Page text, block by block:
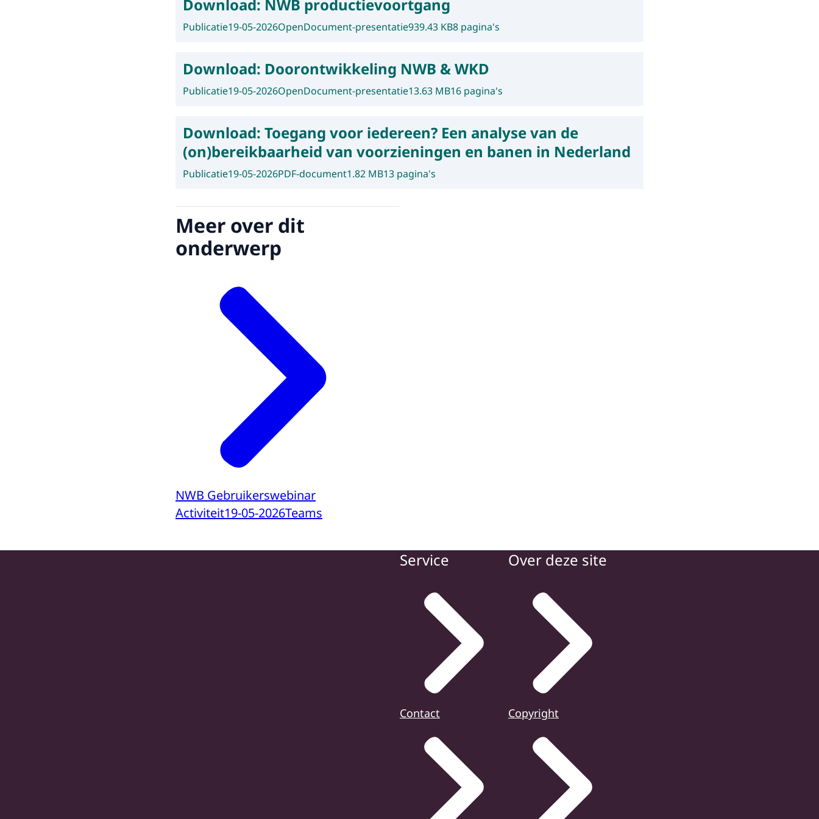
Download: NWB productievoortgang
Publicatie19-05-2026OpenDocument-presentatie939.43 KB8 pagina's
Download: Doorontwikkeling NWB & WKD
Publicatie19-05-2026OpenDocument-presentatie13.63 MB16 pagina's
Download: Toegang voor iedereen? Een analyse van de
(on)bereikbaarheid van voorzieningen en banen in Nederland
Publicatie19-05-2026PDF-document1.82 MB13 pagina's
Meer over dit
onderwerp
NWB Gebruikerswebinar
Activiteit19-05-2026Teams
Service
Contact
Over deze site
Copyright